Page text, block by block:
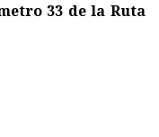
33 de la Ruta